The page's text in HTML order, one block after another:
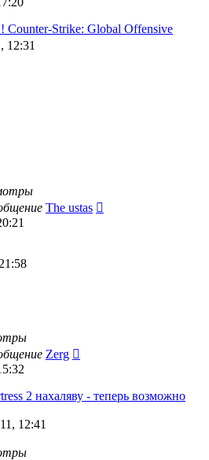
Strike: Global Offensive
12:31
The ustas
Zerg
2 нахаляву - теперь возможно
12:41